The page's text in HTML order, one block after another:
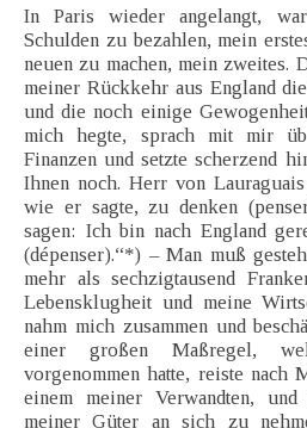
In Paris wieder angelangt,
Schulden zu bezahlen, mein
neuen zu machen, mein zweites.
meiner Rückkehr aus England
und die noch einige
mich hegte, sprach mit mir
Finanzen und setzte scherzend
Ihnen noch. Herr von
wie er sagte, zu denken
sagen: Ich bin nach England
(dépenser).“*) – Man muß
mehr als sechzigtausend
Lebensklugheit und meine
nahm mich zusammen und
einer großen Maßregel,
vorgenommen hatte, reiste nach
einem meiner Verwandten,
meiner Güter an sich zu